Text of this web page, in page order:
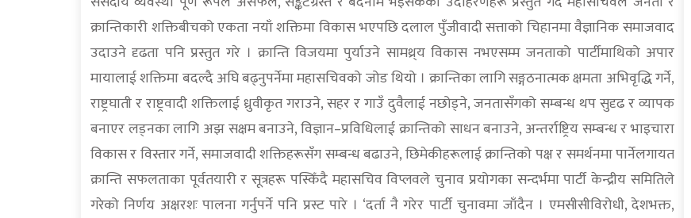
क्रान्तिकारी शक्तिबीचको एकता नयाँ शक्तिमा विकास भएपछि दलाल पुँजीवादी सत्ताको चिहानमा वैज्ञानिक समाजवाद
उदाउने दृढता पनि प्रस्तुत गरे । क्रान्ति विजयमा पुर्याउने सामथ्र्य विकास नभएसम्म जनताको पार्टीमाथिको अपार
मायालाई शक्तिमा बदल्दै अघि बढ्नुपर्नेमा महासचिवको जोड थियो । क्रान्तिका लागि सङ्गठनात्मक क्षमता अभिवृद्धि गर्ने,
राष्ट्रघाती र राष्ट्रवादी शक्तिलाई ध्रुवीकृत गराउने, सहर र गाउँ दुवैलाई नछोड्ने, जनतासँगको सम्बन्ध थप सुदृढ र व्यापक
बनाएर लड्नका लागि अझ सक्षम बनाउने, विज्ञान–प्रविधिलाई क्रान्तिको साधन बनाउने, अन्तर्राष्ट्रिय सम्बन्ध र भाइचारा
विकास र विस्तार गर्ने, समाजवादी शक्तिहरूसँग सम्बन्ध बढाउने, छिमेकीहरूलाई क्रान्तिको पक्ष र समर्थनमा पार्नेलगायत
क्रान्ति सफलताका पूर्वतयारी र सूत्रहरू पस्किँदै महासचिव विप्लवले चुनाव प्रयोगका सन्दर्भमा पार्टी केन्द्रीय समितिले
गरेको निर्णय अक्षरशः पालना गर्नुपर्ने पनि प्रस्ट पारे । ‘दर्ता नै गरेर पार्टी चुनावमा जाँदैन । एमसीसीविरोधी, देशभक्त,